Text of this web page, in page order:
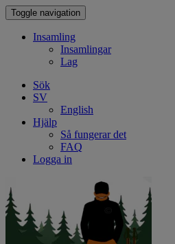
Toggle navigation
Insamling
Insamlingar
Lag
Sök
SV
English
Hjälp
Så fungerar det
FAQ
Logga in